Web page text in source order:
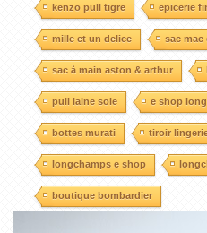
kenzo pull tigre epicerie
mille et un delice sac mac
sac à main aston & arthur
pull laine soie e shop
bottes murati tiroir
longchamps e shop
boutique bombardier